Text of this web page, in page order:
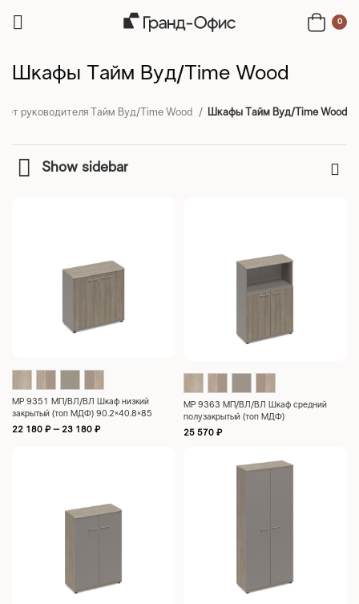
0
Шкафы Тайм Вуд/Time Wood
руководителя Тайм Вуд/Time Wood Шкафы Тайм Вуд/Time Wood
Show sidebar
МР 9351 МП/ВЛ/ВЛ Шкаф низкий
закрытый (топ МДФ) 90.2×40.8×85
22 180 ₽– 23 180 ₽
МР 9363 МП/ВЛ/ВЛ Шкаф средний
полузакрытый (топ МДФ)
90.2×40.8×127.4
25 570 ₽